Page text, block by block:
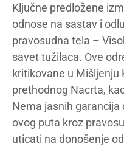
Ključne predložene
odnose na sastav i
pravosudna tela –
savet tužilaca. Ove
kritikovane u
prethodnog Nacrta,
Nema jasnih garancija
ovog puta kroz
uticati na donošenje